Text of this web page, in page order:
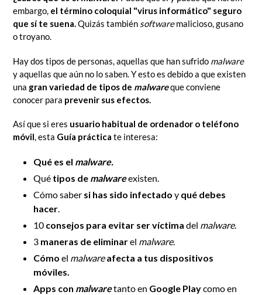
embargo, el término coloquial "virus informático" seguro
que sí te suena.Quizás también softwaremalicioso, gusano
o troyano.
Hay dos tipos de personas, aquellas que han sufrido malware
y aquellas que aún no lo saben. Y esto es debido a que existen
una gran variedad de tipos de malwareque conviene
conocer para prevenir sus efectos.
Así que si eres usuario habitual de ordenador o teléfono
móvil, esta Guía práctica te interesa:
Qué es el malware.
Qué tipos de malwareexisten.
Cómo saber si has sido infectado y qué debes
hacer
10 consejos para evitar ser víctima del malware.
3 maneras de eliminarel malware.
Cómo el malware afecta a tus dispositivos
móviles.
Apps con malwaretanto en Google Playcomo en